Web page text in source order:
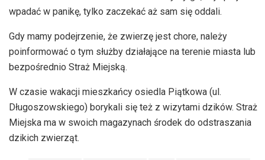
wpadać w panikę, tylko zaczekać aż sam się oddali.
Gdy mamy podejrzenie, że zwierzę jest chore, należy
poinformować o tym służby działające na terenie miasta lub
bezpośrednio Straż Miejską.
W czasie wakacji mieszkańcy osiedla Piątkowa (ul.
Długoszowskiego) borykali się też z wizytami dzików. Straż
Miejska ma w swoich magazynach środek do odstraszania
dzikich zwierząt.